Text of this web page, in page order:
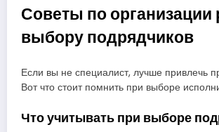
Советы по организации
выбору подрядчиков
Если вы не специалист, лучше привлечь
Вот что стоит помнить при выборе
Что учитывать при выборе